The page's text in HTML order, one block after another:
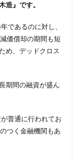
造』です。
であるのに対し、
価償却の期間も短
め、デッドクロス
期間の融資が盛ん
普通に行われてお
つく金融機関もあ